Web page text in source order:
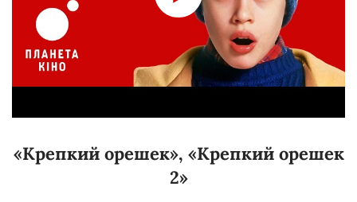
«Крепкий орешек», «Крепкий орешек
2»